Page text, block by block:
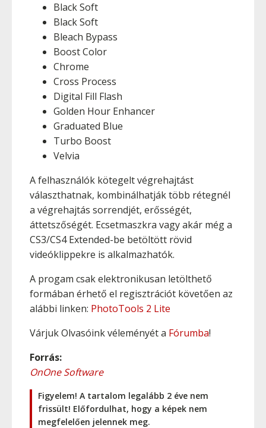
Black Soft
Black Soft
Bleach Bypass
Boost Color
Chrome
Cross Process
Digital Fill Flash
Golden Hour Enhancer
Graduated Blue
Turbo Boost
Velvia
A felhasználók kötegelt végrehajtást
választhatnak, kombinálhatják több rétegnél
a végrehajtás sorrendjét, erősségét,
áttetszőségét. Ecsetmaszkra vagy akár még a
CS3/CS4 Extended-be betöltött rövid
videóklippekre is alkalmazhatók.
A progam csak elektronikusan letölthető
formában érhető el regisztrációt követően az
alábbi linken: PhotoTools 2 Lite
Várjuk Olvasóink véleményét a Fórumba!
Forrás:
OnOne Software
Figyelem! A tartalom legalább 2 éve nem
frissült! Előfordulhat, hogy a képek nem
megfelelően jelennek meg.